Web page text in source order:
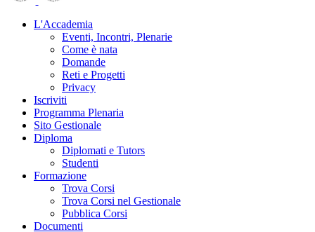
L'Accademia
Eventi, Incontri, Plenarie
Come è nata
Domande
Reti e Progetti
Privacy
Iscriviti
Programma Plenaria
Sito Gestionale
Diploma
Diplomati e Tutors
Studenti
Formazione
Trova Corsi
Trova Corsi nel Gestionale
Pubblica Corsi
Documenti